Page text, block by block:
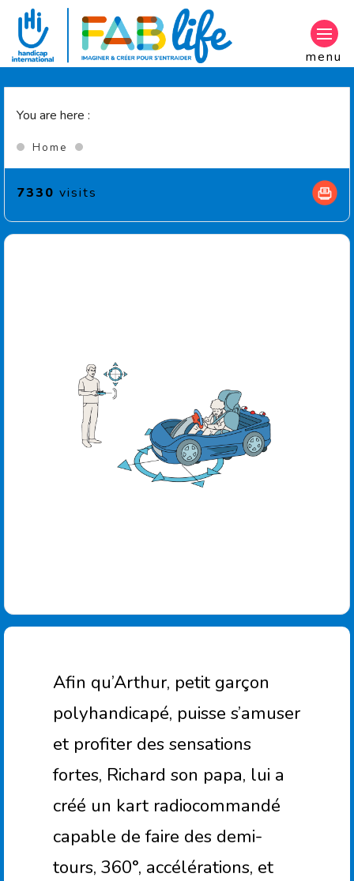
Aller au contenu principal
menu
You are here :
Home
7330 visits
Afin qu’Arthur, petit garçon
polyhandicapé, puisse s’amuser
et profiter des sensations
fortes, Richard son papa, lui a
créé un kart radiocommandé
capable de faire des demi-
tours, 360°, accélérations, et